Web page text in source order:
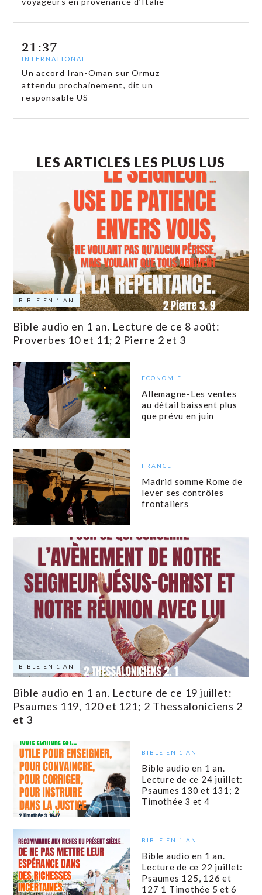
21:37
INTERNATIONAL
Un accord Iran-Oman sur Ormuz
attendu prochainement, dit un
responsable US
LES ARTICLES LES PLUS LUS
BIBLE EN 1 AN
Bible audio en 1 an. Lecture de ce 8 août:
Proverbes 10 et 11; 2 Pierre 2 et 3
ECONOMIE
Allemagne-Les ventes
au détail baissent plus
que prévu en juin
FRANCE
Madrid somme Rome de
lever ses contrôles
frontaliers
BIBLE EN 1 AN
Bible audio en 1 an. Lecture de ce 19 juillet:
Psaumes 119, 120 et 121; 2 Thessaloniciens 2
et 3
BIBLE EN 1 AN
Bible audio en 1 an.
Lecture de ce 24 juillet:
Psaumes 130 et 131; 2
Timothée 3 et 4
BIBLE EN 1 AN
Bible audio en 1 an.
Lecture de ce 22 juillet:
Psaumes 125, 126 et
127 1 Timothée 5 et 6